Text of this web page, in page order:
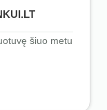
šiuo metu